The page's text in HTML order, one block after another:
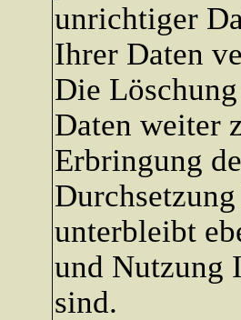
unrichtiger
Ihrer Daten
Die
Daten weiter
Erbringung
unterbleibt
und Nutzung
sind.